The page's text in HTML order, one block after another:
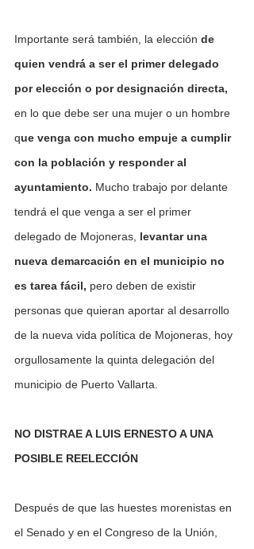
Importante será también, la elección de
quien vendrá a ser el primer delegado
por elección o por designación directa,
en lo que debe ser una mujer o un hombre
que venga con mucho empuje a cumplir
con la población y responder al
ayuntamiento. Mucho trabajo por delante
tendrá el que venga a ser el primer
delegado de Mojoneras, levantar una
nueva demarcación en el municipio no
es tarea fácil, pero deben de existir
personas que quieran aportar al desarrollo
de la nueva vida política de Mojoneras, hoy
orgullosamente la quinta delegación del
municipio de Puerto Vallarta.
NO DISTRAE A LUIS ERNESTO A UNA
POSIBLE REELECCIÓN
Después de que las huestes morenistas en
el Senado y en el Congreso de la Unión,